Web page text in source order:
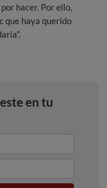
hacer. Por ello,
que haya querido
en tu